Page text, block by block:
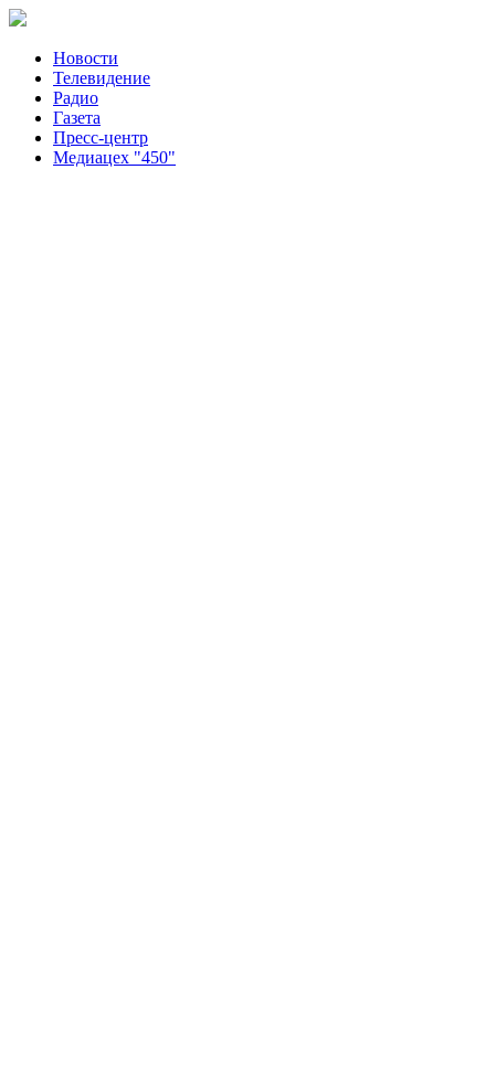
Новости
Телевидение
Радио
Газета
Пресс-центр
Медиацех "450"